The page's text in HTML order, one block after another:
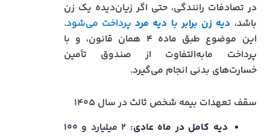
در تصادفات رانندگی، حتی اگر زیان‌دیده یک زن
باشد، دیه زن برابر با دیه مردپرداخت می‌شود.
این موضوع طبق ماده ۴ همان قانون، و با
پرداخت مابه‌التفاوت از صندوق تأمین
خسارت‌های بدنی انجام می‌گیرد.
سقف تعهدات بیمه شخص ثالث در سال ۱۴۰۵
دیه کامل در ماه عادی:
۲ میلیارد و ۱۰۰